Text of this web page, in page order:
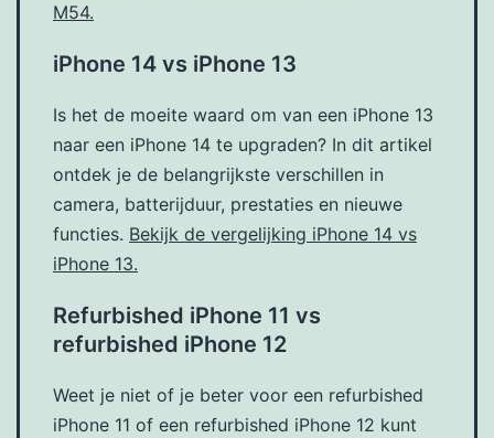
M54.
iPhone 14 vs iPhone 13
Is het de moeite waard om van een iPhone 13
naar een iPhone 14 te upgraden? In dit artikel
ontdek je de belangrijkste verschillen in
camera, batterijduur, prestaties en nieuwe
functies. Bekijk de vergelijking iPhone 14 vs
iPhone 13.
Refurbished iPhone 11 vs
refurbished iPhone 12
Weet je niet of je beter voor een refurbished
iPhone 11 of een refurbished iPhone 12 kunt